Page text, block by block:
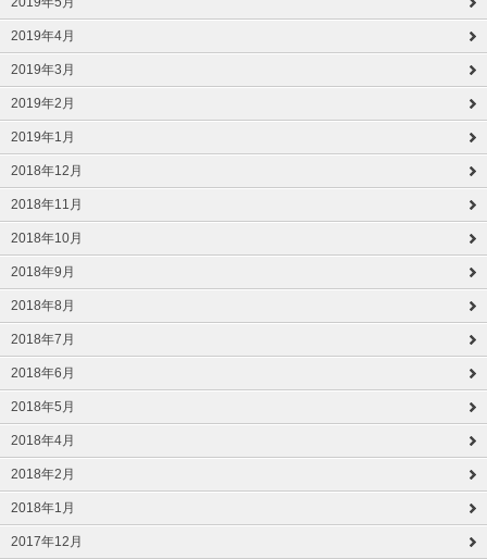
2019年4月
2019年3月
2019年2月
2019年1月
2018年12月
2018年11月
2018年10月
2018年9月
2018年8月
2018年7月
2018年6月
2018年5月
2018年4月
2018年2月
2018年1月
2017年12月